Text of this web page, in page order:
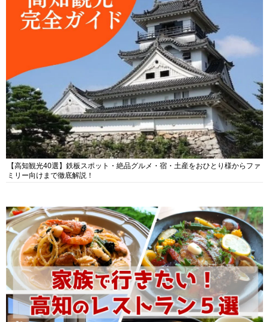
【高知観光40選】鉄板スポット・絶品グルメ・宿・土産をおひとり様からファ
ミリー向けまで徹底解説！